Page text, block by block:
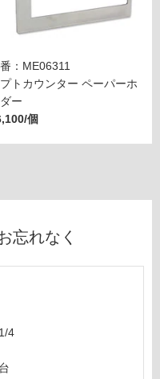
：ME06311
トカウンター ペーパーホ
ー
個
忘れなく
4